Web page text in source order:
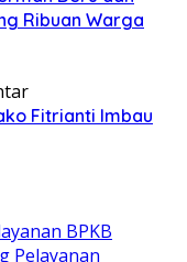
Ribuan Warga
Fitrianti Imbau